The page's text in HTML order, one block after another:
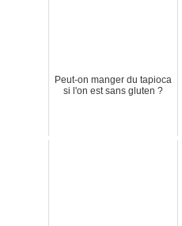
Peut-on manger du tapioca
si l'on est sans gluten ?